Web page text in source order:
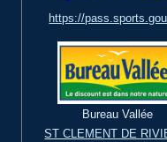
https://
Bureau Vallée
ST CLEMENT DE